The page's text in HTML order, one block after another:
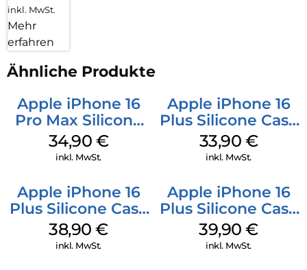
inkl. MwSt.
Mehr
erfahren
Ähnliche Produkte
Apple iPhone 16
Pro Max Silicone
Case MagSafe
Denim
34,90 €
inkl. MwSt.
Apple iPhone 16
Plus Silicone Case
MagSafe Lake
Green
33,90 €
inkl. MwSt.
Apple iPhone 16
Plus Silicone Case
MagSafe Denim
38,90€
inkl. MwSt.
Apple iPhone 16
Plus Silicone Case
MagSafe Plum
39,90€
inkl. MwSt.